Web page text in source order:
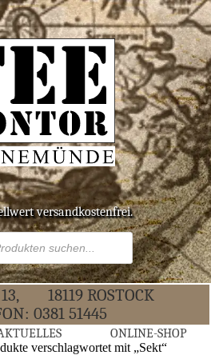
versandkostenfrei.
18119 ROS­TOCK
0381 51445
ONLINE-SHOP
verschlagwortet mit „Sekt“